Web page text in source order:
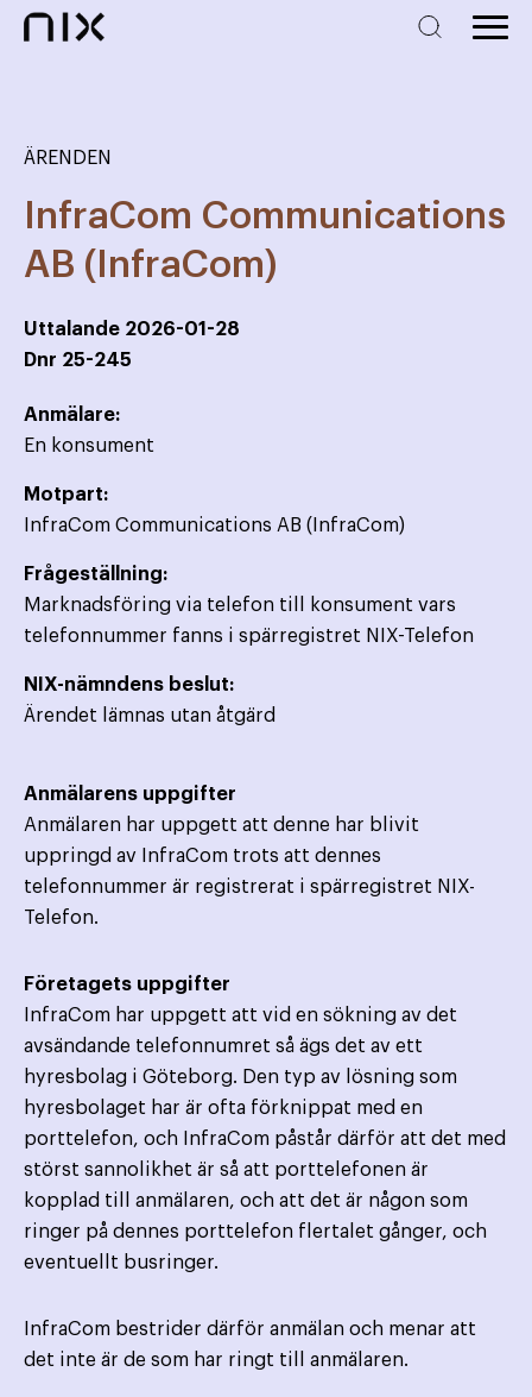
ÄRENDEN
InfraCom Communications
AB (InfraCom)
Uttalande 2026-01-28
Dnr 25-245
Anmälare:
En konsument
Motpart:
InfraCom Communications AB (InfraCom)
Frågeställning:
Marknadsföring via telefon till konsument vars
telefonnummer fanns i spärregistret NIX-Telefon
NIX-nämndens beslut:
Ärendet lämnas utan åtgärd
Anmälarens uppgifter
Anmälaren har uppgett att denne har blivit
uppringd av InfraCom trots att dennes
telefonnummer är registrerat i spärregistret NIX-
Telefon.
Företagets uppgifter
InfraCom har uppgett att vid en sökning av det
avsändande telefonnumret så ägs det av ett
hyresbolag i Göteborg. Den typ av lösning som
hyresbolaget har är ofta förknippat med en
porttelefon, och InfraCom påstår därför att det med
störst sannolikhet är så att porttelefonen är
kopplad till anmälaren, och att det är någon som
ringer på dennes porttelefon flertalet gånger, och
eventuellt busringer.
InfraCom bestrider därför anmälan och menar att
det inte är de som har ringt till anmälaren.